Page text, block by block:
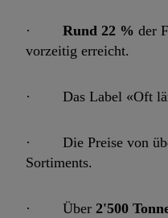
· Rund 22 % der
vorzeitig erreicht.
· Das Label «Oft
· Die Preise von
Sortiments.
· Über 2'500